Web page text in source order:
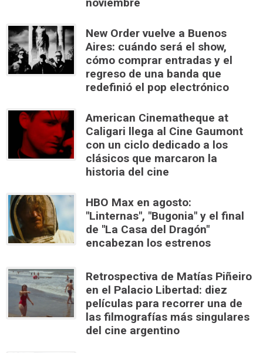
New Order vuelve a Buenos
Aires: cuándo será el show,
cómo comprar entradas y el
regreso de una banda que
redefinió el pop electrónico
American Cinematheque at
Caligari llega al Cine Gaumont
con un ciclo dedicado a los
clásicos que marcaron la
historia del cine
HBO Max en agosto:
"Linternas", "Bugonia" y el final
de "La Casa del Dragón"
encabezan los estrenos
Retrospectiva de Matías Piñeiro
en el Palacio Libertad: diez
películas para recorrer una de
las filmografías más singulares
del cine argentino